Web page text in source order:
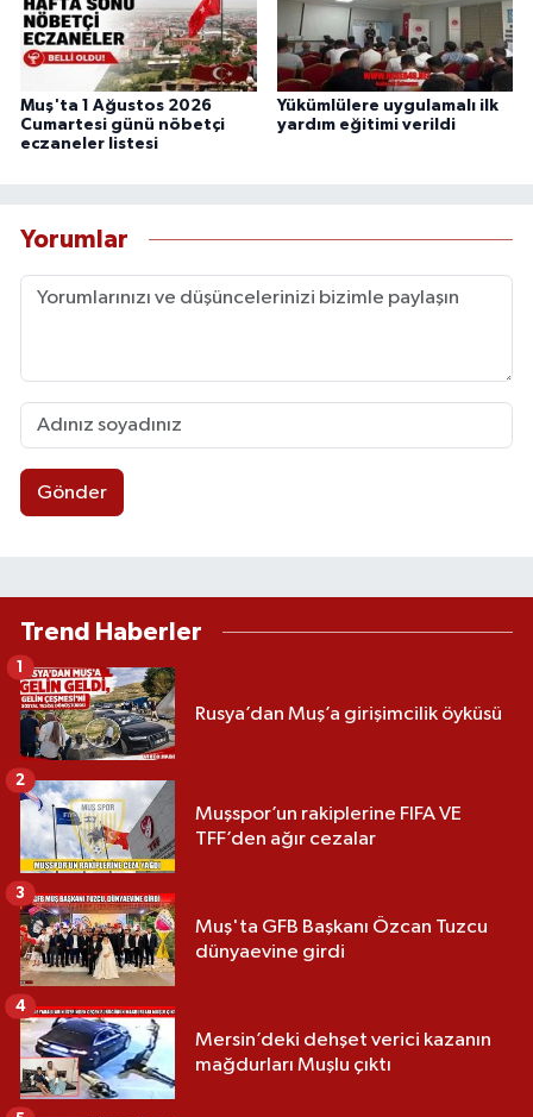
Muş'ta 1 Ağustos 2026
Cumartesi günü nöbetçi
eczaneler listesi
Yükümlülere uygulamalı ilk
yardım eğitimi verildi
Yorumlar
Gönder
Trend Haberler
Rusya’dan Muş’a girişimcilik öyküsü
1
Muşspor’un rakiplerine FIFA VE
TFF’den ağır cezalar
2
Muş'ta GFB Başkanı Özcan Tuzcu
dünyaevine girdi
3
Mersin’deki dehşet verici kazanın
mağdurları Muşlu çıktı
4